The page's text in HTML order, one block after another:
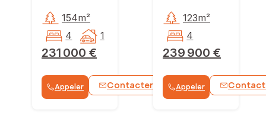
231 000 €
154m²
4
1
Appeler Contacter WhatsApp
239 900 €
123m²
4
Appeler